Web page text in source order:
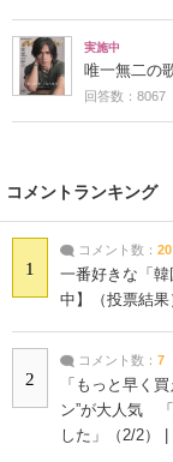
実施中
唯一無二の
回答数：8067
コメントランキング
1
コメント数： 20
一番好きな「
中】（投票結
2
コメント数： 7
「もっと早く
ン”が大人気
した」（2/2）